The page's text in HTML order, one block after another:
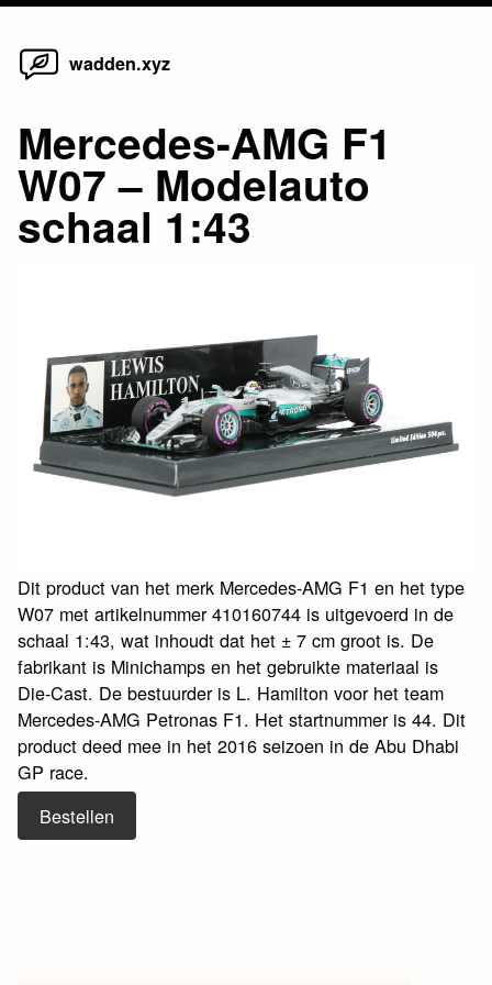
Skip
wadden.xyz
Mercedes-AMG F1
W07 – Modelauto
schaal 1:43
Dit product van het merk Mercedes-AMG F1 en het type
W07 met artikelnummer 410160744 is uitgevoerd in de
schaal 1:43, wat inhoudt dat het ± 7 cm groot is. De
fabrikant is Minichamps en het gebruikte materiaal is
Die-Cast. De bestuurder is L. Hamilton voor het team
Mercedes-AMG Petronas F1. Het startnummer is 44. Dit
product deed mee in het 2016 seizoen in de Abu Dhabi
GP race.
Bestellen